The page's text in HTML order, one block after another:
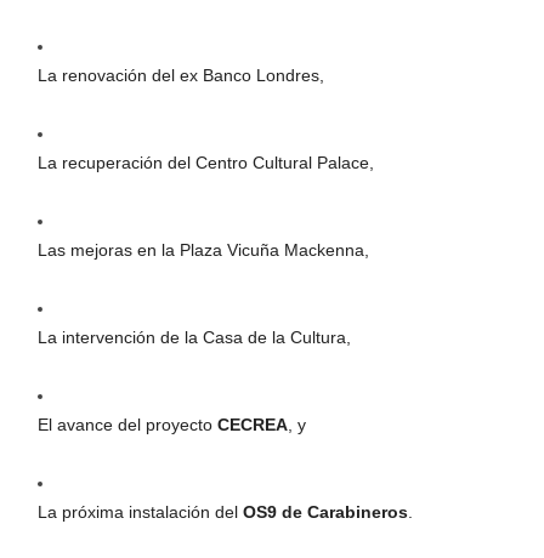
La renovación del ex Banco Londres,
La recuperación del Centro Cultural Palace,
Las mejoras en la Plaza Vicuña Mackenna,
La intervención de la Casa de la Cultura,
El avance del proyecto CECREA , y
La próxima instalación del OS9 de Carabineros